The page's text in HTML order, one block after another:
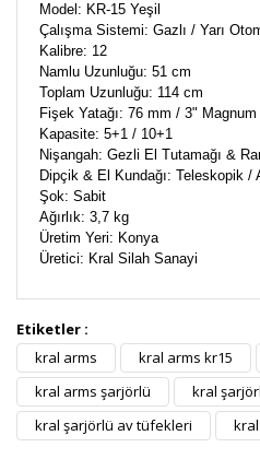
Model: KR-15 Yeşil
Çalışma Sistemi: Gazlı / Yarı
Kalibre: 12
Namlu Uzunluğu: 51 cm
Toplam Uzunluğu: 114 cm
Fişek Yatağı: 76 mm / 3" Magnum
Kapasite: 5+1 / 10+1
Nişangah: Gezli El Tutamağı &
Dipçik & El Kundağı: Teleskopik /
Şok: Sabit
Ağırlık: 3,7 kg
Üretim Yeri: Konya
Üretici: Kral Silah Sanayi
Bu ürüne ilk
Yorum
Etiketler :
kral arms
kral arms kr15
kral arms şarjörlü
kral
kral şarjörlü av tüfekleri